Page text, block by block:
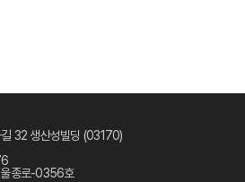
32 생산성빌딩 (03170)
종로-0356호